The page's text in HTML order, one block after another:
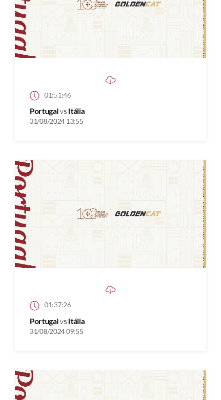
01:51:46
Portugalvs Itália
31/08/2024 13:55
01:37:26
Portugalvs Itália
31/08/2024 09:55